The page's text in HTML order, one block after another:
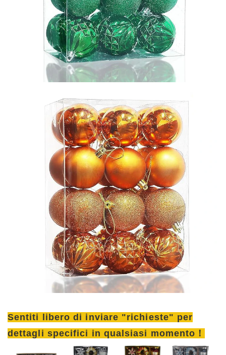
Sentiti libero di inviare "richieste" per
dettagli specifici in qualsiasi momento！